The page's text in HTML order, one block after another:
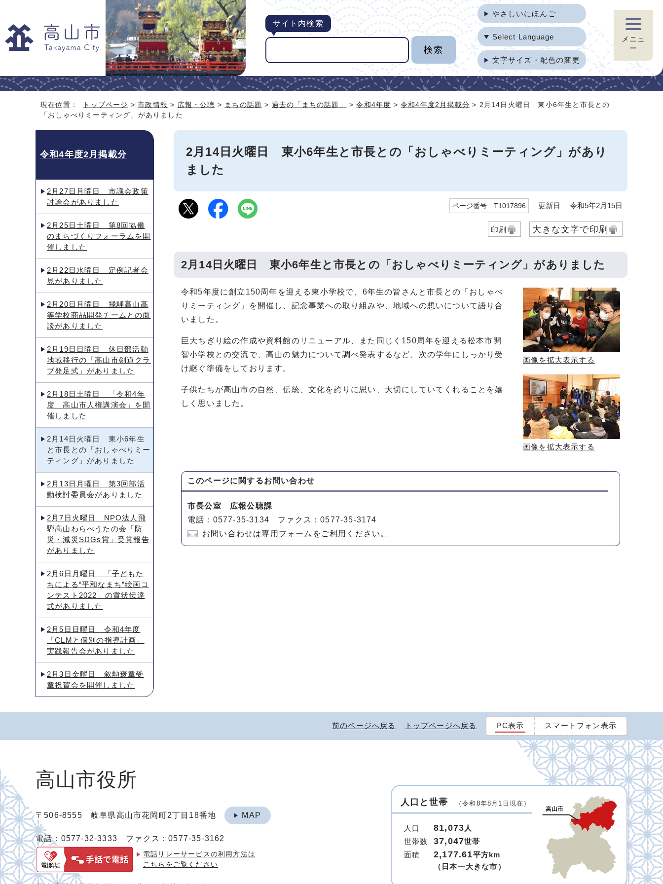
サイト内検索
やさしいにほんご
Select Language
文字サイズ・配色の変更
メニュ
ー
現在位置： トップページ >市政情報 > 広報・公聴 > まちの話題 > 過去の「まちの話題」 >令和4年度 >令和4年度2月掲載分 > 2月14日火曜日 東小6年生と市長との
「おしゃべりミーティング」がありました
2月14日火曜日 東小6年生と市長との「おしゃべりミーティング」があり
ました
ページ番号 T1017896 更新日 令和5年2月15日
印刷 大きな文字で印刷
2月14日火曜日 東小6年生と市長との「おしゃべりミーティング」がありました
画像を拡大表示する
画像を拡大表示する
令和5年度に創立150周年を迎える東小学校で、6年生の皆さんと市長との「おしゃべ
りミーティング」を開催し、記念事業への取り組みや、地域への想いについて語り合
いました。
巨大ちぎり絵の作成や資料館のリニューアル、また同じく150周年を迎える松本市開
智小学校との交流で、高山の魅力について調べ発表するなど、次の学年にしっかり受
け継ぐ準備をしております。
子供たちが高山市の自然、伝統、文化を誇りに思い、大切にしていてくれることを嬉
しく思いました。
このページに関するお問い合わせ
市長公室 広報公聴課
電話：0577-35-3134 ファクス：0577-35-3174
お問い合わせは専用フォームをご利用ください。
令和4年度2月掲載分
2月27日月曜日 市議会政策
討論会がありました
2月25日土曜日 第8回協働
のまちづくりフォーラムを開
催しました
2月22日水曜日 定例記者会
見がありました
2月20日月曜日 飛騨高山高
等学校商品開発チームとの面
談がありました
2月19日日曜日 休日部活動
地域移行の「高山市剣道クラ
ブ発足式」がありました
2月18日土曜日 「令和4年
度 高山市人権講演会」を開
催しました
2月14日火曜日 東小6年生
と市長との「おしゃべりミー
ティング」がありました
2月13日月曜日 第3回部活
動検討委員会がありました
2月7日火曜日 NPO法人飛
騨高山わらべうたの会「防
災・減災SDGs賞」受賞報告
がありました
2月6日月曜日 「子どもた
ちによる“平和なまち”絵画コ
ンテスト2022」の賞状伝達
式がありました
2月5日日曜日 令和4年度
「CLMと個別の指導計画」
実践報告会がありました
2月3日金曜日 叙勲褒章受
章祝賀会を開催しました
前のページへ戻る トップページへ戻る PC表示 スマートフォン表示
高山市役所
〒506-8555 岐阜県高山市花岡町2丁目18番地 MAP
電話：0577-32-3333 ファクス：0577-35-3162
電話リレーサービスの利用方法は
こちらをご覧ください
人口と世帯 （令和8年8月1日現在）
人口 81,073 人
世帯数
37,047世帯
面積
2,177.61平方km
（日本一大きな市）